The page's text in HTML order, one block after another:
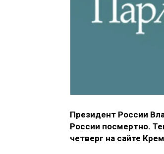
Президент России
России посмертно.
четверг на сайте